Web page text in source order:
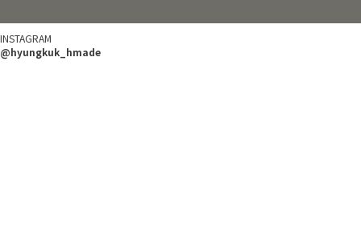
INSTAGRAM
@hyungkuk_hmade